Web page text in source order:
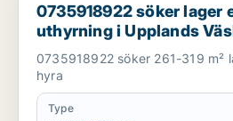
0735918922 söker lager
uthyrning i Upplands
eller Järfälla m.fl.
0735918922 söker 261-319 m²
hyra
Type